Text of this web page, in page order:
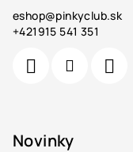
eshop@pinkyclub.sk
+421915 541 351
Novinky